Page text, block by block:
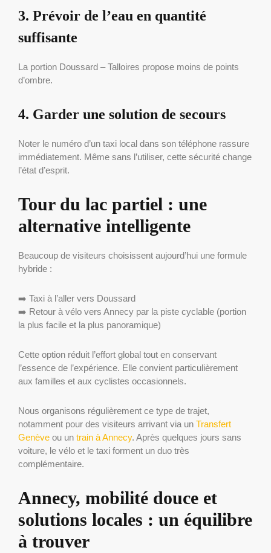
3. Prévoir de l’eau en quantité
suffisante
La portion Doussard – Talloires propose moins de points
d’ombre.
4. Garder une solution de secours
Noter le numéro d’un taxi local dans son téléphone rassure
immédiatement. Même sans l’utiliser, cette sécurité change
l’état d’esprit.
Tour du lac partiel : une
alternative intelligente
Beaucoup de visiteurs choisissent aujourd’hui une formule
hybride :
➡️ Taxi à l’aller vers Doussard
➡️ Retour à vélo vers Annecy par la piste cyclable (portion
la plus facile et la plus panoramique)
Cette option réduit l’effort global tout en conservant
l’essence de l’expérience. Elle convient particulièrement
aux familles et aux cyclistes occasionnels.
Nous organisons régulièrement ce type de trajet,
notamment pour des visiteurs arrivant via un Transfert
Genève ou un train à Annecy. Après quelques jours sans
voiture, le vélo et le taxi forment un duo très
complémentaire.
Annecy, mobilité douce et
solutions locales : un équilibre
à trouver